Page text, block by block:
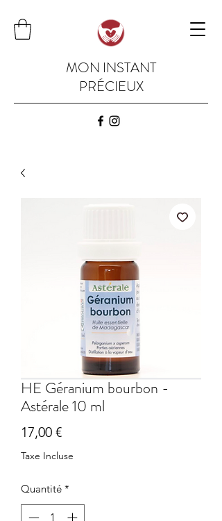
MON INSTANT
PRÉCIEUX
HE Géranium bourbon -
Astérale 10 ml
17,00 €Prix
Taxe Incluse
Quantité *